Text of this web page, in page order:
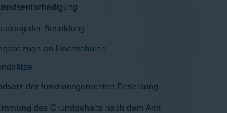
der Besoldung
an Hochschulen
der funktionsgerechten Besoldung
des Grundgehalts nach dem Amt